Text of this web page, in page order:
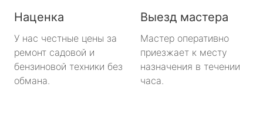
Наценка
У нас честные цены за
ремонт садовой и
бензиновой техники без
обмана.
Выезд мастера
Мастер оперативно
приезжает к месту
назначения в течении
часа.